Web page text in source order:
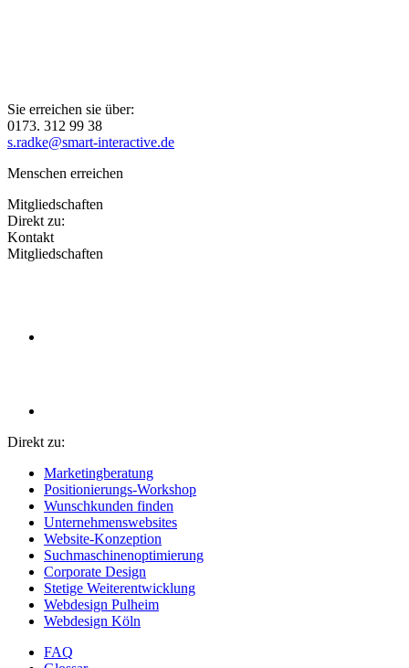
Sie erreichen sie über:
0173. 312 99 38
s.radke@smart-interactive.de
Menschen erreichen
Mitgliedschaften
Direkt zu:
Kontakt
Mitgliedschaften
Direkt zu:
Marketingberatung
Positionierungs-Workshop
Wunschkunden finden
Unternehmenswebsites
Website-Konzeption
Suchmaschinenoptimierung
Corporate Design
Stetige Weiterentwicklung
Webdesign Pulheim
Webdesign Köln
FAQ